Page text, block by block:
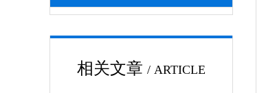
相关文章 / ARTICLE